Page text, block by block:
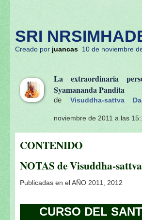
SRI
Creado por juancas 10 de noviembre
La extraordinaria
Syamananda Pandita
de Visuddha-sattva
noviembre de 2011 a las
CONTENIDO
NOTAS de Visuddha-
Publicadas en el AÑO 2011, 2012
CURSO DEL